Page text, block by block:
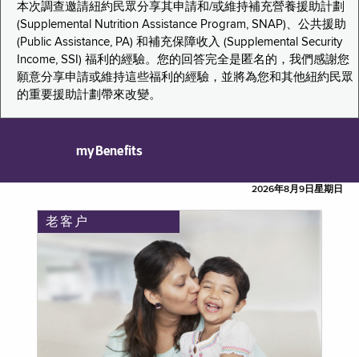
本次調查邀請紐約民眾分享其申請和/或維持補充營養援助計劃
(Supplemental Nutrition Assistance Program, SNAP)、公共援助
(Public Assistance, PA) 和補充保障收入 (Supplemental Security
Income, SSI) 福利的經驗。您的回答完全是匿名的，我們感謝您
願意分享申請或維持這些福利的經驗，並將為您和其他紐約民眾
的重要援助計劃帶來改變。
myBenefits
2026年8月9日星期日
老客户